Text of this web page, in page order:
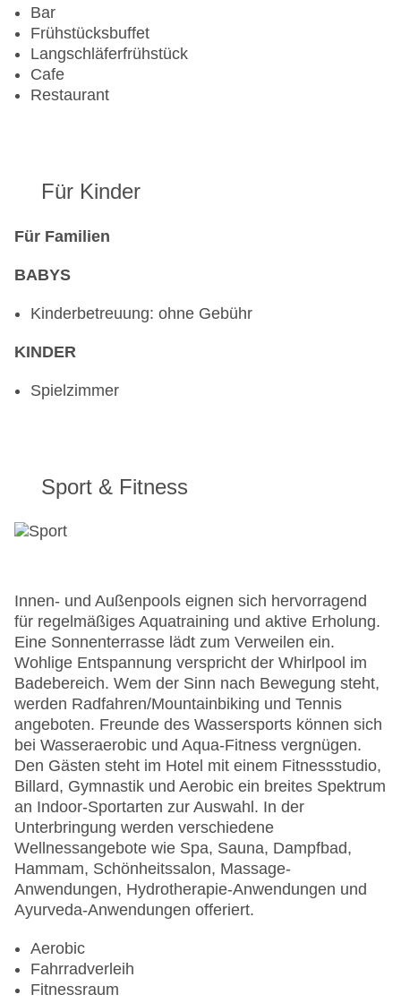
Gesamtanzahl der Stockwerke: 6
Gesamtanzahl der Zimmer: 200
Pools:Indoor Pool, Outdoor Pool
Zahlungsarten: American Express, Diners Club,
Mastercard, Visa
Bar
Frühstücksbuffet
Langschläferfrühstück
Cafe
Restaurant
Für Kinder
Für Familien
BABYS
Kinderbetreuung: ohne Gebühr
KINDER
Spielzimmer
Sport & Fitness
Innen- und Außenpools eignen sich hervorragend
für regelmäßiges Aquatraining und aktive Erholung.
Eine Sonnenterrasse lädt zum Verweilen ein.
Wohlige Entspannung verspricht der Whirlpool im
Badebereich. Wem der Sinn nach Bewegung steht,
werden Radfahren/Mountainbiking und Tennis
angeboten. Freunde des Wassersports können sich
bei Wasseraerobic und Aqua-Fitness vergnügen.
Den Gästen steht im Hotel mit einem Fitnessstudio,
Billard, Gymnastik und Aerobic ein breites Spektrum
an Indoor-Sportarten zur Auswahl. In der
Unterbringung werden verschiedene
Wellnessangebote wie Spa, Sauna, Dampfbad,
Hammam, Schönheitssalon, Massage-
Anwendungen, Hydrotherapie-Anwendungen und
Ayurveda-Anwendungen offeriert.
Aerobic
Fahrradverleih
Fitnessraum